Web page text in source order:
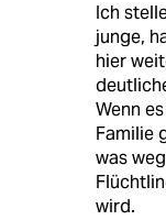
Ich
junge,
hier
Wenn
Familie
was
wird.